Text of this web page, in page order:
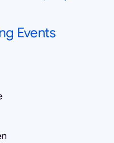
Events